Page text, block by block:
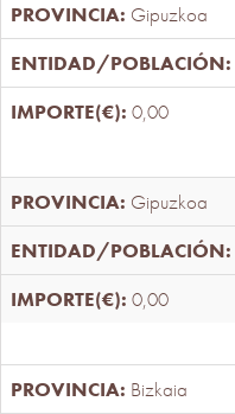
Gipuzkoa
0,00
Gipuzkoa
0,00
Bizkaia